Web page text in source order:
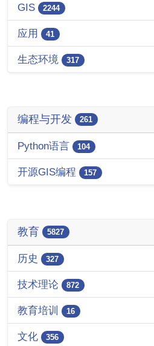
GIS 2244
应用 41
生态环境 317
编程与开发 261
Python语言 104
开源GIS编程 157
教育 5827
历史 327
技术理论 872
教育培训 16
文化 356